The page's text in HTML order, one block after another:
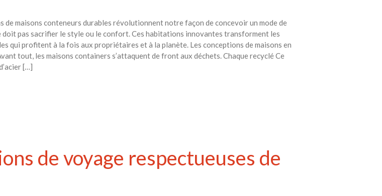
Toits verts | Association
Permaculturelle
L’intelligence artificielle pour
prédire le succès des invasions
Recent Comments
de maisons conteneurs durables révolutionnent notre façon de concevoir un mode de
doit pas sacrifier le style ou le confort. Ces habitations innovantes transforment les
qui profitent à la fois aux propriétaires et à la planète. Les conceptions de maisons en
tout, les maisons containers s’attaquent de front aux déchets. Chaque recyclé Ce
[…]
de voyage respectueuses de